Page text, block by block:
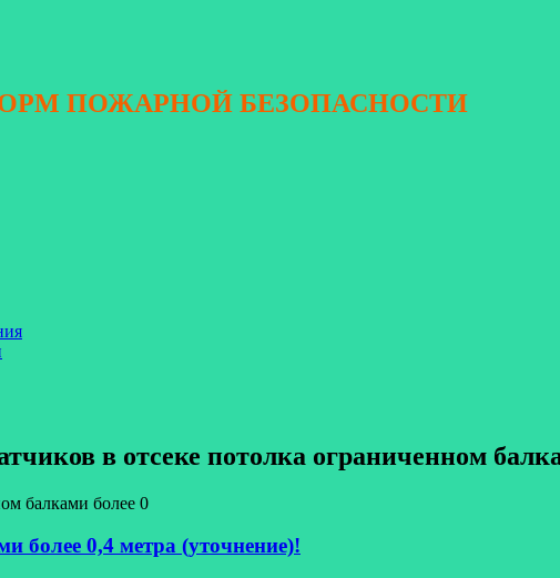
ПОЖАРНОЙ БЕЗОПАСНОСТИ
в отсеке потолка ограниченном
балками более 0
более 0,4 метра (уточнение)!